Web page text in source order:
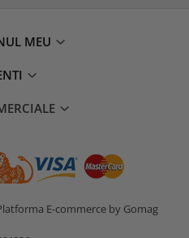
MEU
E-commerce by Gomag